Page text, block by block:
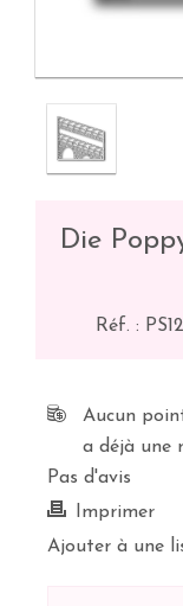
Die
Réf. :
Aucun
a déjà une
Pas d'avis
Imprimer
Ajouter à une